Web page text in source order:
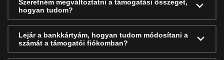
Szeretném megváltoztatni a támogatási összeget,
hogyan tudom?
Lejár a bankkártyám, hogyan tudom módosítani a
számát a támogatói fiókomban?